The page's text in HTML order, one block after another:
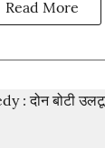
Read More